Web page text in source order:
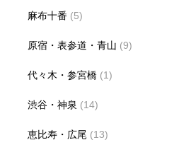
麻布十番 (5)
原宿・表参道・青山 (9)
代々木・参宮橋 (1)
渋谷・神泉 (14)
恵比寿・広尾 (13)